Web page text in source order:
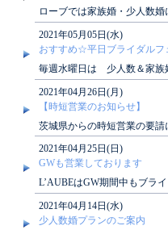
ローブでは家族婚・少人数
ざいます！アットホームな
す♪詳し..
2021年05月05日(水)
おすすめ☆平日ブライダル
毎週水曜日は 少人数＆家族
だけでアットホームに挙げた
2021年04月26日(月)
【時短営業のお知らせ】
茨城県からの時短営業の要
せて頂きます。◇期間：2021
2021年04月25日(日)
GWも営業しております
L’AUBEはGW期間中もブラ
ります。GWにお越し頂きま
い..
2021年04月14日(水)
少人数婚プランのご案内